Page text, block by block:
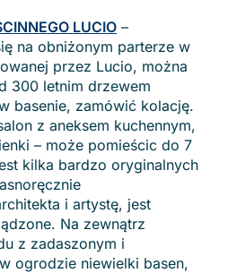
LUCIO –
na obniżonym parterze w
przez Lucio, można
300 letnim drzewem
basenie, zamówić kolację.
z aneksem kuchennym,
– może pomieścic do 7
kilka bardzo oryginalnych
i artystę, jest
Na zewnątrz
z zadaszonym i
ogrodzie niewielki basen,